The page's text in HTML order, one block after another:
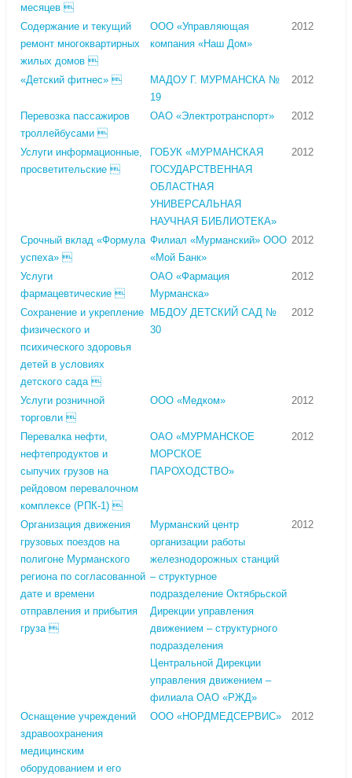
месяцев 
Содержание и текущий
ремонт многоквартирных
жилых домов 
ООО «Управляющая
компания «Наш Дом»
2012
«Детский фитнес» 
МАДОУ Г. МУРМАНСКА №
19
2012
Перевозка пассажиров
троллейбусами 
ОАО «Электротранспорт» 2012
Услуги информационные,
просветительские 
ГОБУК «МУРМАНСКАЯ
ГОСУДАРСТВЕННАЯ
ОБЛАСТНАЯ
УНИВЕРСАЛЬНАЯ
НАУЧНАЯ БИБЛИОТЕКА»
2012
Срочный вклад «Формула
успеха» 
Филиал «Мурманский» ООО
«Мой Банк»
2012
Услуги
фармацевтические 
ОАО «Фармация
Мурманска»
2012
Сохранение и укрепление
физического и
психического здоровья
детей в условиях
детского сада 
МБДОУ ДЕТСКИЙ САД №
30
2012
Услуги розничной
торговли 
ООО «Медком» 2012
Перевалка нефти,
нефтепродуктов и
сыпучих грузов на
рейдовом перевалочном
комплексе (РПК-1) 
ОАО «МУРМАНСКОЕ
МОРСКОЕ
ПАРОХОДСТВО»
2012
Организация движения
грузовых поездов на
полигоне Мурманского
региона по согласованной
дате и времени
отправления и прибытия
груза 
Мурманский центр
организации работы
железнодорожных станций
– структурное
подразделение Октябрьской
Дирекции управления
движением – структурного
подразделения
Центральной Дирекции
управления движением –
филиала ОАО «РЖД»
2012
Оснащение учреждений
здравоохранения
медицинским
оборудованием и его
ООО «НОРДМЕДСЕРВИС» 2012